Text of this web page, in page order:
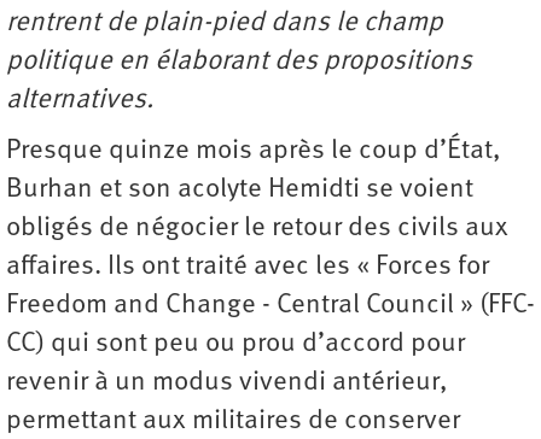
rentrent de plain-pied dans le champ
politique en élaborant des propositions
alternatives.
Presque quinze mois après le coup d’État,
Burhan et son acolyte Hemidti se voient
obligés de négocier le retour des civils aux
affaires. Ils ont traité avec les « Forces for
Freedom and Change - Central Council » (FFC-
CC) qui sont peu ou prou d’accord pour
revenir à un modus vivendi antérieur,
permettant aux militaires de conserver